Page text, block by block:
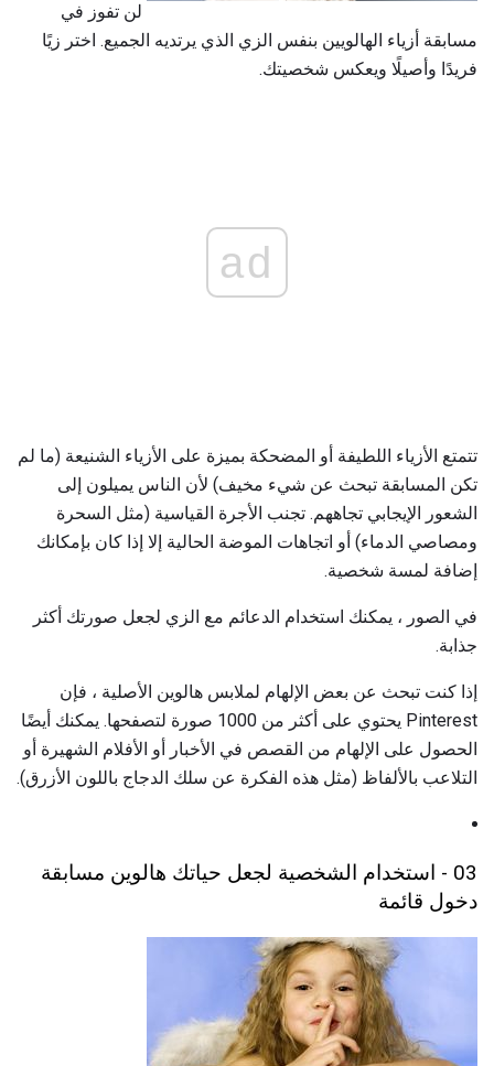
لن تفوز في
مسابقة أزياء الهالويين بنفس الزي الذي يرتديه الجميع. اختر زيًا
فريدًا وأصيلًا ويعكس شخصيتك.
ad
تتمتع الأزياء اللطيفة أو المضحكة بميزة على الأزياء الشنيعة (ما لم
تكن المسابقة تبحث عن شيء مخيف) لأن الناس يميلون إلى
الشعور الإيجابي تجاههم. تجنب الأجرة القياسية (مثل السحرة
ومصاصي الدماء) أو اتجاهات الموضة الحالية إلا إذا كان بإمكانك
إضافة لمسة شخصية.
في الصور ، يمكنك استخدام الدعائم مع الزي لجعل صورتك أكثر
جذابة.
إذا كنت تبحث عن بعض الإلهام لملابس هالوين الأصلية ، فإن
Pinterest يحتوي على أكثر من 1000 صورة لتصفحها. يمكنك أيضًا
الحصول على الإلهام من القصص في الأخبار أو الأفلام الشهيرة أو
التلاعب بالألفاظ (مثل هذه الفكرة عن سلك الدجاج باللون الأزرق).
03 - استخدام الشخصية لجعل حياتك هالوين مسابقة
دخول قائمة